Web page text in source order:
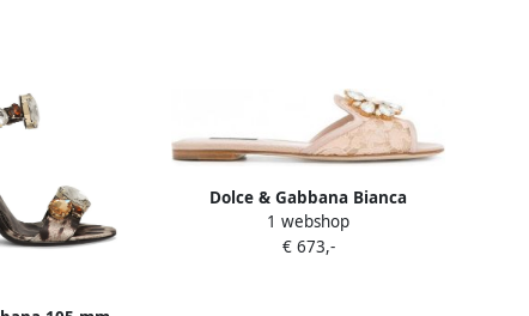
Dolce & Gabbana Bianca
sandalen met broche Beige
1 webshop
€ 673,-